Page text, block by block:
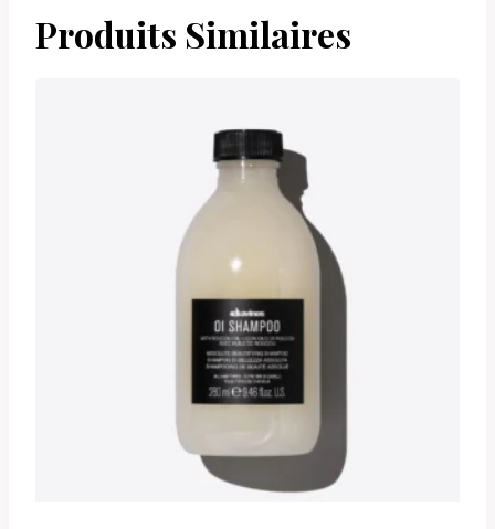
Produits Similaires